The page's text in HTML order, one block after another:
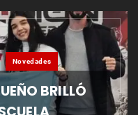
Novedades
BRILLÓ